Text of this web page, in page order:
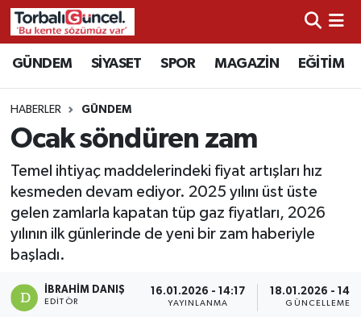
GÜNDEM SİYASET SPOR MAGAZİN EĞİTİM
HABERLER GÜNDEM
Ocak söndüren zam
Temel ihtiyaç maddelerindeki fiyat artışları hız
kesmeden devam ediyor. 2025 yılını üst üste
gelen zamlarla kapatan tüp gaz fiyatları, 2026
yılının ilk günlerinde de yeni bir zam haberiyle
başladı.
İBRAHIM DANIŞ
EDITÖR
16.01.2026 - 14:17
YAYINLANMA
18.01.2026 -
GÜNCELLEME
İzmir Nöbetçi Eczaneler
İzmir Hava Durumu
İzmir Namaz Vakitleri
İzmir Trafik Yoğunluk Haritası
Süper Lig Puan Durumu ve Fikstür
Son Dakika Haberleri